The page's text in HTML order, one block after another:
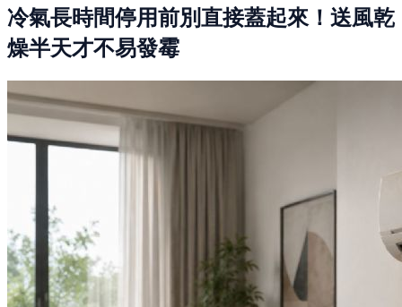
冷氣長時間停用前別直接蓋起來！送風乾
燥半天才不易發霉